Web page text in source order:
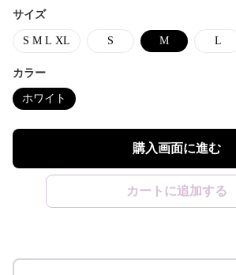
サイズ
S M L XL S M L
カラー
ホワイト
購入画面に進む
カートに追加する